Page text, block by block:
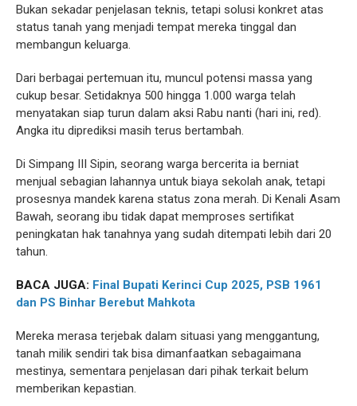
Bukan sekadar penjelasan teknis, tetapi solusi konkret atas
status tanah yang menjadi tempat mereka tinggal dan
membangun keluarga.
Dari berbagai pertemuan itu, muncul potensi massa yang
cukup besar. Setidaknya 500 hingga 1.000 warga telah
menyatakan siap turun dalam aksi Rabu nanti (hari ini, red).
Angka itu diprediksi masih terus bertambah.
Di Simpang III Sipin, seorang warga bercerita ia berniat
menjual sebagian lahannya untuk biaya sekolah anak, tetapi
prosesnya mandek karena status zona merah. Di Kenali Asam
Bawah, seorang ibu tidak dapat memproses sertifikat
peningkatan hak tanahnya yang sudah ditempati lebih dari 20
tahun.
BACA JUGA: Final Bupati Kerinci Cup 2025, PSB 1961
dan PS Binhar Berebut Mahkota
Mereka merasa terjebak dalam situasi yang menggantung,
tanah milik sendiri tak bisa dimanfaatkan sebagaimana
mestinya, sementara penjelasan dari pihak terkait belum
memberikan kepastian.